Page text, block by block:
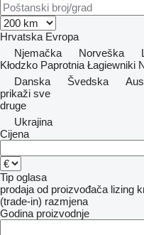
Hrvatska Evropa
Njemačka
Norveška
Kłodzko Paprotnia Łagiewniki
Danska
Švedska
prikaži sve
druge
Ukrajina
Cijena
Tip oglasa
prodaja od proizvođača lizing
(trade-in) razmjena
Godina proizvodnje